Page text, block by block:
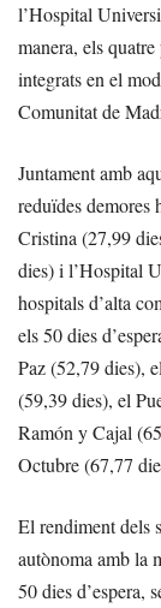
l’Hospital
manera, els
integrats en el
Comunitat de
Juntament amb
reduïdes demores
Cristina (27,99
dies) i l’Hospital
hospitals d’alta
els 50 dies
Paz (52,79 dies),
(59,39 dies), el
Ramón y Cajal
Octubre (67,77
El rendiment dels
autònoma amb la
50 dies d’espera,